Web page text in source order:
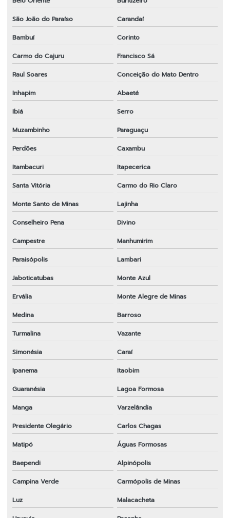
São João do Paraíso
Carandaí
Bambuí
Corinto
Carmo do Cajuru
Francisco Sá
Raul Soares
Conceição do Mato Dentro
Inhapim
Abaeté
Ibiá
Serro
Muzambinho
Paraguaçu
Perdões
Caxambu
Itambacuri
Itapecerica
Santa Vitória
Carmo do Rio Claro
Monte Santo de Minas
Lajinha
Conselheiro Pena
Divino
Campestre
Manhumirim
Paraisópolis
Lambari
Jaboticatubas
Monte Azul
Ervália
Monte Alegre de Minas
Medina
Barroso
Turmalina
Vazante
Simonésia
Caraí
Ipanema
Itaobim
Guaranésia
Lagoa Formosa
Manga
Varzelândia
Presidente Olegário
Carlos Chagas
Matipó
Águas Formosas
Baependi
Alpinópolis
Campina Verde
Carmópolis de Minas
Luz
Malacacheta